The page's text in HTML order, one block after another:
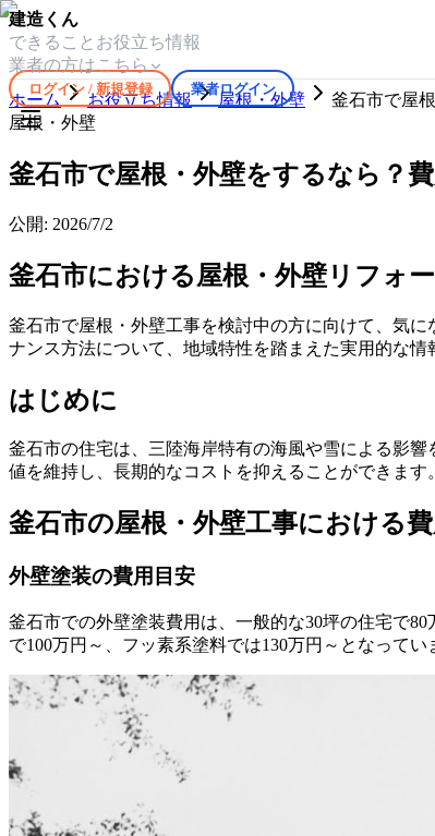
建造くん
できること お役立ち情報
業者の方はこちら
ログイン / 新規登録 業者ログイン
ホーム お役立ち情報 屋根・外壁
釜石市で屋
屋根・外壁
釜石市で屋根・外壁をするなら？
公開: 2026/7/2
釜石市における屋根・外壁リフォ
釜石市で屋根・外壁工事を検討中の方に向けて、気
ナンス方法について、地域特性を踏まえた実用的な情
はじめに
釜石市の住宅は、三陸海岸特有の海風や雪による影
値を維持し、長期的なコストを抑えることができま
釜石市の屋根・外壁工事における
外壁塗装の費用目安
釜石市での外壁塗装費用は、一般的な30坪の住宅で
で100万円～、フッ素系塗料では130万円～となって